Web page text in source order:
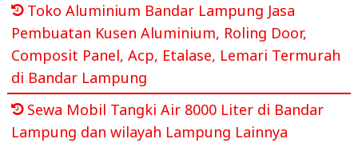
Toko Aluminium Bandar Lampung Jasa
Pembuatan Kusen Aluminium, Roling Door,
Composit Panel, Acp, Etalase, Lemari Termurah
di Bandar Lampung
Sewa Mobil Tangki Air 8000 Liter di Bandar
Lampung dan wilayah Lampung Lainnya